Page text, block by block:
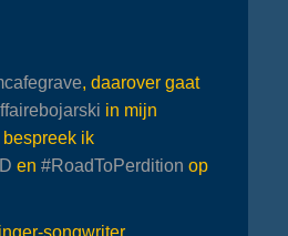
, daarover gaat
in mijn
ik
en #RoadToPerdition op
songwriter